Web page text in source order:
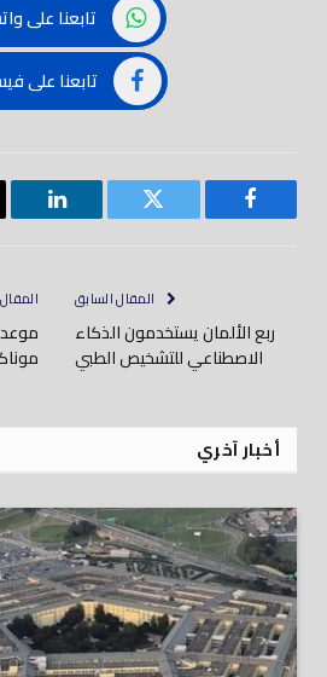
تابعنا على
تابعنا على
فيسبوك تويتر
المقال السابق
ربع الألمان يستخدمون الذكاء
الاصطناعي للتشخيص الطبي
أخبار آخري